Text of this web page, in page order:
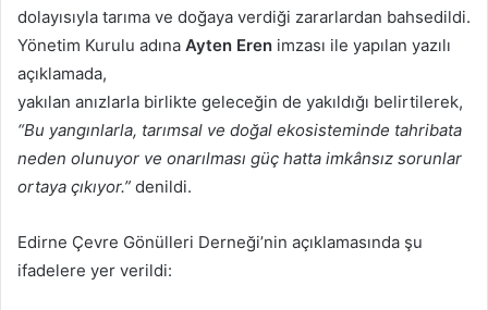
dolayısıyla tarıma ve doğaya verdiği zararlardan bahsedildi.
Yönetim Kurulu adına Ayten Eren imzası ile yapılan yazılı
açıklamada,
yakılan anızlarla birlikte geleceğin de yakıldığı belirtilerek,
“Bu yangınlarla, tarımsal ve doğal ekosisteminde tahribata
neden olunuyor ve onarılması güç hatta imkânsız sorunlar
ortaya çıkıyor.” denildi.
Edirne Çevre Gönülleri Derneği’nin açıklamasında şu
ifadelere yer verildi: